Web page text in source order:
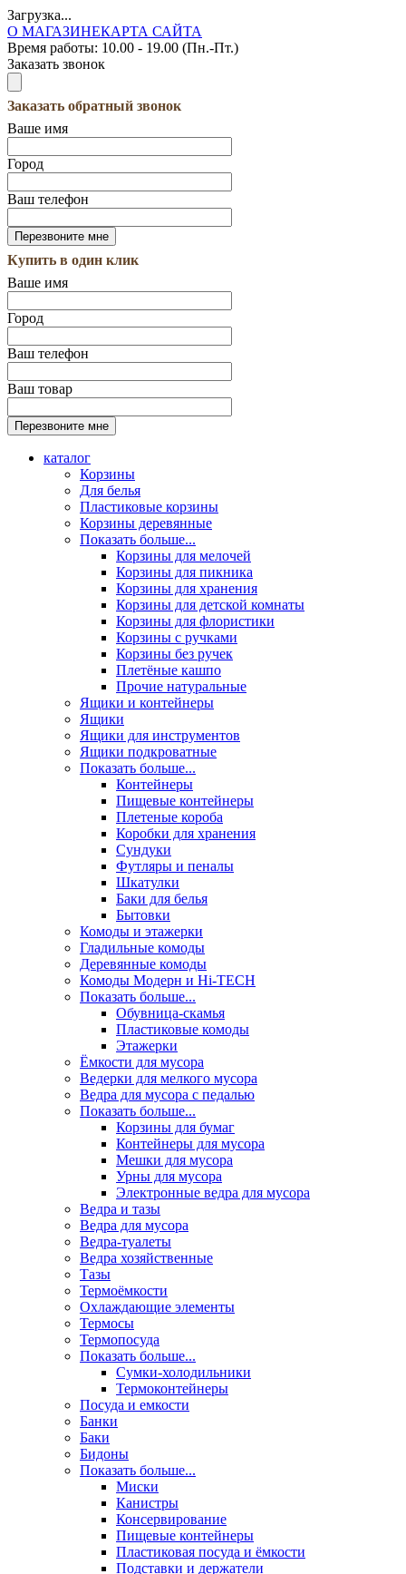
Загрузка...
О МАГАЗИНЕКАРТА САЙТА
Время работы: 10.00 - 19.00 (Пн.-Пт.)
Заказать звонок
Заказать обратный звонок
Ваше имя
Город
Ваш телефон
Купить в один клик
Ваше имя
Город
Ваш телефон
Ваш товар
каталог
Корзины
Для белья
Пластиковые корзины
Корзины деревянные
Показать больше...
Корзины для мелочей
Корзины для пикника
Корзины для хранения
Корзины для детской комнаты
Корзины для флористики
Корзины с ручками
Корзины без ручек
Плетёные кашпо
Прочие натуральные
Ящики и контейнеры
Ящики
Ящики для инструментов
Ящики подкроватные
Показать больше...
Контейнеры
Пищевые контейнеры
Плетеные короба
Коробки для хранения
Сундуки
Футляры и пеналы
Шкатулки
Баки для белья
Бытовки
Комоды и этажерки
Гладильные комоды
Деревянные комоды
Комоды Модерн и Hi-TECH
Показать больше...
Обувница-скамья
Пластиковые комоды
Этажерки
Ёмкости для мусора
Ведерки для мелкого мусора
Ведра для мусора с педалью
Показать больше...
Корзины для бумаг
Контейнеры для мусора
Мешки для мусора
Урны для мусора
Электронные ведра для мусора
Ведра и тазы
Ведра для мусора
Ведра-туалеты
Ведра хозяйственные
Тазы
Термоёмкости
Охлаждающие элементы
Термосы
Термопосуда
Показать больше...
Сумки-холодильники
Термоконтейнеры
Посуда и емкости
Банки
Баки
Бидоны
Показать больше...
Миски
Канистры
Консервирование
Пищевые контейнеры
Пластиковая посуда и ёмкости
Подставки и держатели